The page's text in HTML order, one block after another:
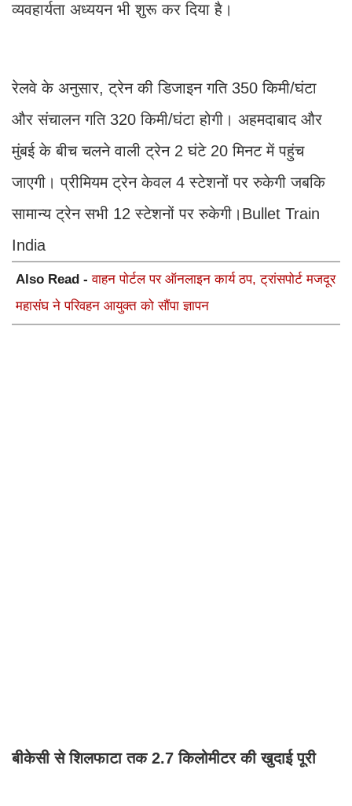
व्यवहार्यता अध्ययन भी शुरू कर दिया है।
रेलवे के अनुसार, ट्रेन की डिजाइन गति 350 किमी/घंटा
और संचालन गति 320 किमी/घंटा होगी। अहमदाबाद और
मुंबई के बीच चलने वाली ट्रेन 2 घंटे 20 मिनट में पहुंच
जाएगी। प्रीमियम ट्रेन केवल 4 स्टेशनों पर रुकेगी जबकि
सामान्य ट्रेन सभी 12 स्टेशनों पर रुकेगी।Bullet Train
India
Also Read -वाहन पोर्टल पर ऑनलाइन कार्य ठप, ट्रांसपोर्ट मजदूर
महासंघ ने परिवहन आयुक्त को सौंपा ज्ञापन
बीकेसी से शिलफाटा तक 2.7 किलोमीटर की खुदाई पूरी